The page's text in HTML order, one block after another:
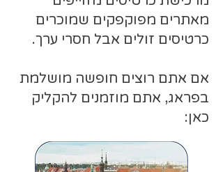
מאתרים מפוקפקים שמוכרים
כרטיסים זולים אבל חסרי ערך.
אם אתם רוצים חופשה מושלמת
בפראג, אתם מוזמנים להקליק
כאן: